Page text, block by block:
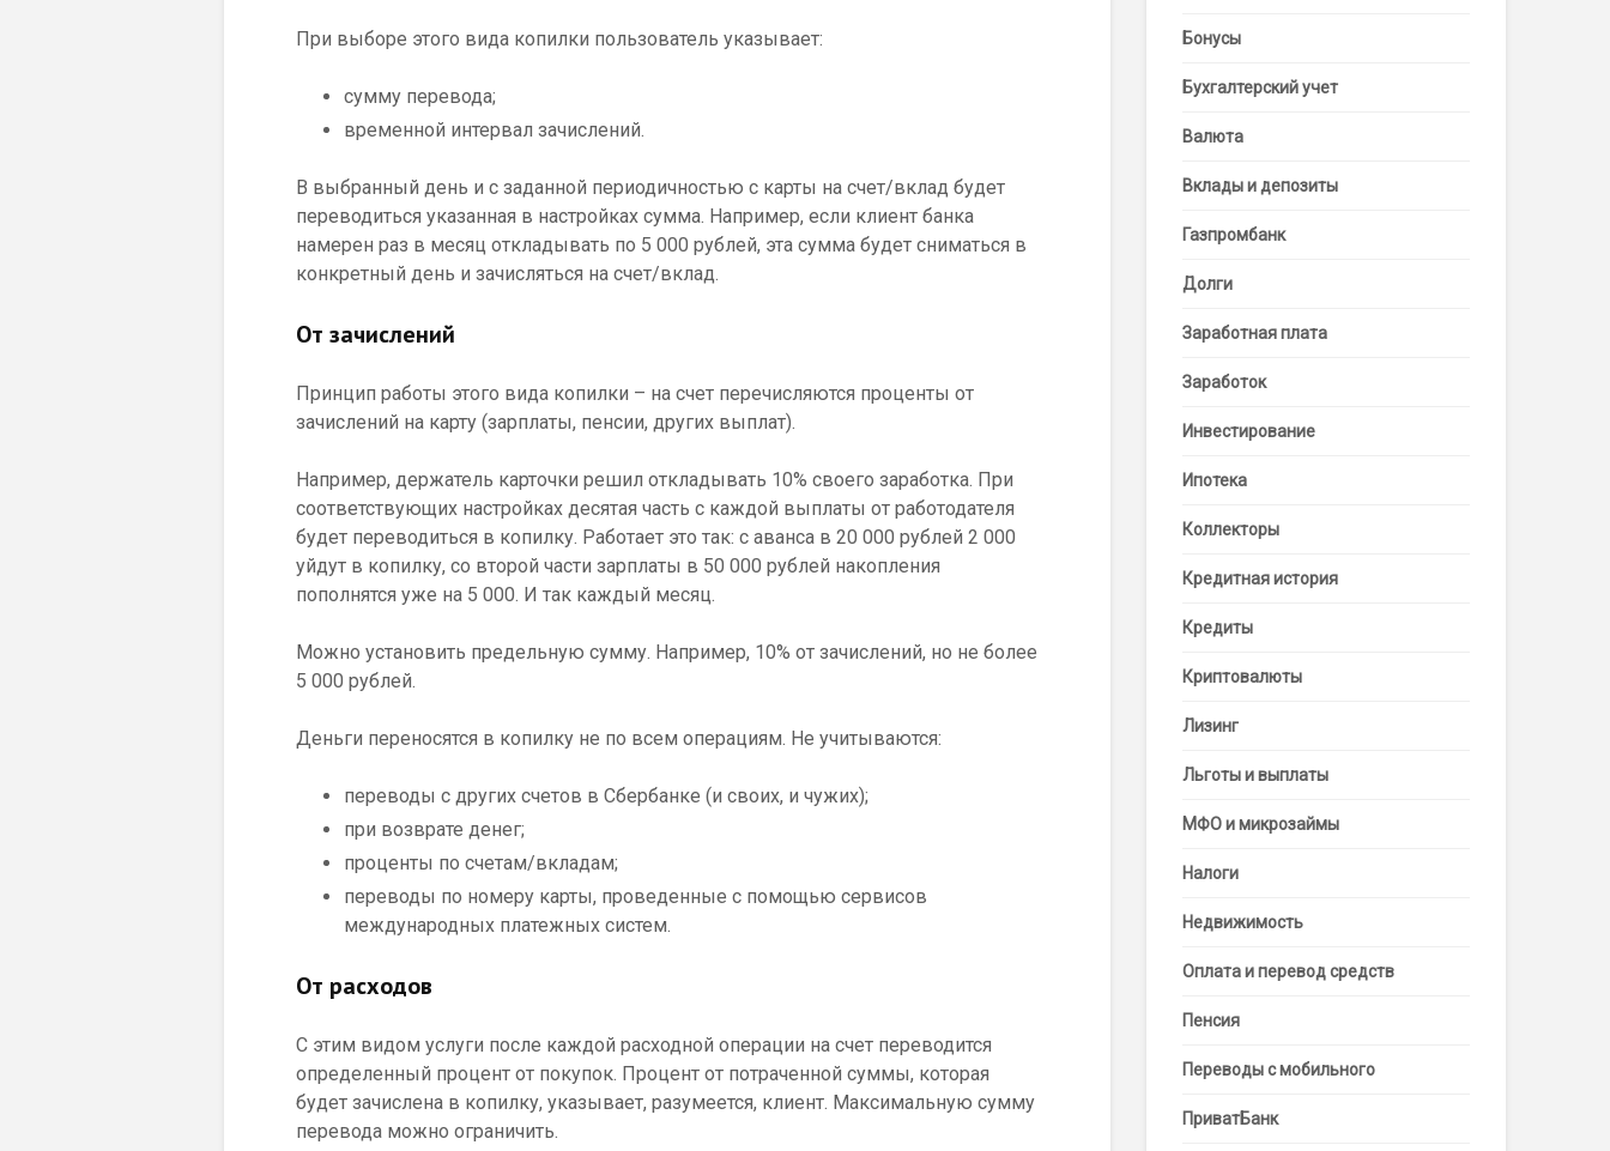
При выборе этого вида копилки пользователь указывает:
сумму перевода;
временной интервал зачислений.
В выбранный день и с заданной периодичностью с карты на счет/вклад будет
переводиться указанная в настройках сумма. Например, если клиент банка
намерен раз в месяц откладывать по 5 000 рублей, эта сумма будет сниматься в
конкретный день и зачисляться на счет/вклад.
От зачислений
Принцип работы этого вида копилки – на счет перечисляются проценты от
зачислений на карту (зарплаты, пенсии, других выплат).
Например, держатель карточки решил откладывать 10% своего заработка. При
соответствующих настройках десятая часть с каждой выплаты от работодателя
будет переводиться в копилку. Работает это так: с аванса в 20 000 рублей 2 000
уйдут в копилку, со второй части зарплаты в 50 000 рублей накопления
пополнятся уже на 5 000. И так каждый месяц.
Можно установить предельную сумму. Например, 10% от зачислений, но не более
5 000 рублей.
Деньги переносятся в копилку не по всем операциям. Не учитываются:
переводы с других счетов в Сбербанке (и своих, и чужих);
при возврате денег;
проценты по счетам/вкладам;
переводы по номеру карты, проведенные с помощью сервисов
международных платежных систем.
От расходов
С этим видом услуги после каждой расходной операции на счет переводится
определенный процент от покупок. Процент от потраченной суммы, которая
будет зачислена в копилку, указывает, разумеется, клиент. Максимальную сумму
перевода можно ограничить.
Бонусы
Бухгалтерский учет
Валюта
Вклады и депозиты
Газпромбанк
Долги
Заработная плата
Заработок
Инвестирование
Ипотека
Коллекторы
Кредитная история
Кредиты
Криптовалюты
Лизинг
Льготы и выплаты
МФО и микрозаймы
Налоги
Недвижимость
Оплата и перевод средств
Пенсия
Переводы с мобильного
ПриватБанк